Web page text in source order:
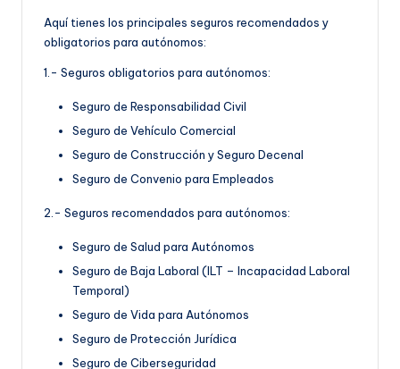
Aquí tienes los principales seguros recomendados y
obligatorios para autónomos:
1.- Seguros obligatorios para autónomos:
Seguro de Responsabilidad Civil
Seguro de Vehículo Comercial
Seguro de Construcción y Seguro Decenal
Seguro de Convenio para Empleados
2.- Seguros recomendados para autónomos:
Seguro de Salud para Autónomos
Seguro de Baja Laboral (ILT – Incapacidad Laboral
Temporal)
Seguro de Vida para Autónomos
Seguro de Protección Jurídica
Seguro de Ciberseguridad